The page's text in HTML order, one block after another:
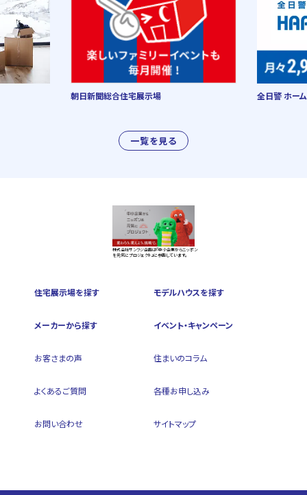
一覧を見る
朝日新聞総合住宅展示場 全日警 ホー
株式会社サンフジ企画は『中小企業からニッポン
を元気にプロジェクト』に参画しています。
住宅展示場を探す モデルハウスを探す
メーカーから探す イベント・キャンペーン
お客さまの声 住まいのコラム
よくあるご質問 各種お申し込み
お問い合わせ サイトマップ